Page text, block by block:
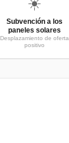
Subvención a los
paneles solares
Desplazamiento de oferta
positivo